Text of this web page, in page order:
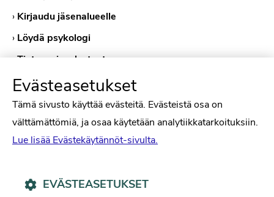
› Kirjaudu jäsenalueelle
› Löydä psykologi
›Tietosuojaselosteet
›Evästekäytännöt
Evästeasetukset
Tämä sivusto käyttää evästeitä. Evästeistä osa on
välttämättömiä, ja osaa käytetään analytiikkatarkoituksiin.
Lue lisää Evästekäytännöt-sivulta.
EVÄSTEASETUKSET